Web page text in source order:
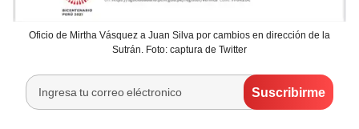
Oficio de Mirtha Vásquez a Juan Silva por cambios en dirección de la
Sutrán. Foto: captura de Twitter